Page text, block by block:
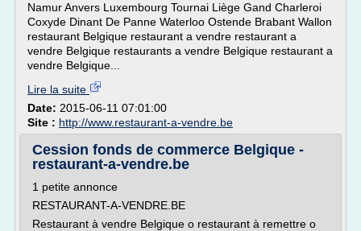
Namur Anvers Luxembourg Tournai Liège Gand Charleroi
Coxyde Dinant De Panne Waterloo Ostende Brabant Wallon
restaurant Belgique restaurant a vendre restaurant a
vendre Belgique restaurants a vendre Belgique restaurant a
vendre Belgique...
Lire la suite
Date: 2015-06-11 07:01:00
Site : http://www.restaurant-a-vendre.be
Cession fonds de commerce Belgique -
restaurant-a-vendre.be
1 petite annonce
RESTAURANT-A-VENDRE.BE
Restaurant à vendre Belgique o restaurant à remettre o